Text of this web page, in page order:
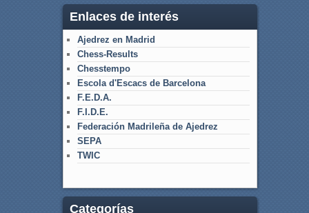
Enlaces de interés
Ajedrez en Madrid
Chess-Results
Chesstempo
Escola d'Escacs de Barcelona
F.E.D.A.
F.I.D.E.
Federación Madrileña de Ajedrez
SEPA
TWIC
Categorías